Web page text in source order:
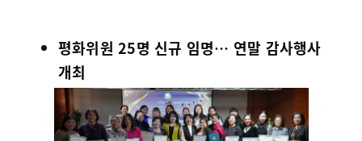
평화위원 25명 신규 임명… 연말 감사행사
개최